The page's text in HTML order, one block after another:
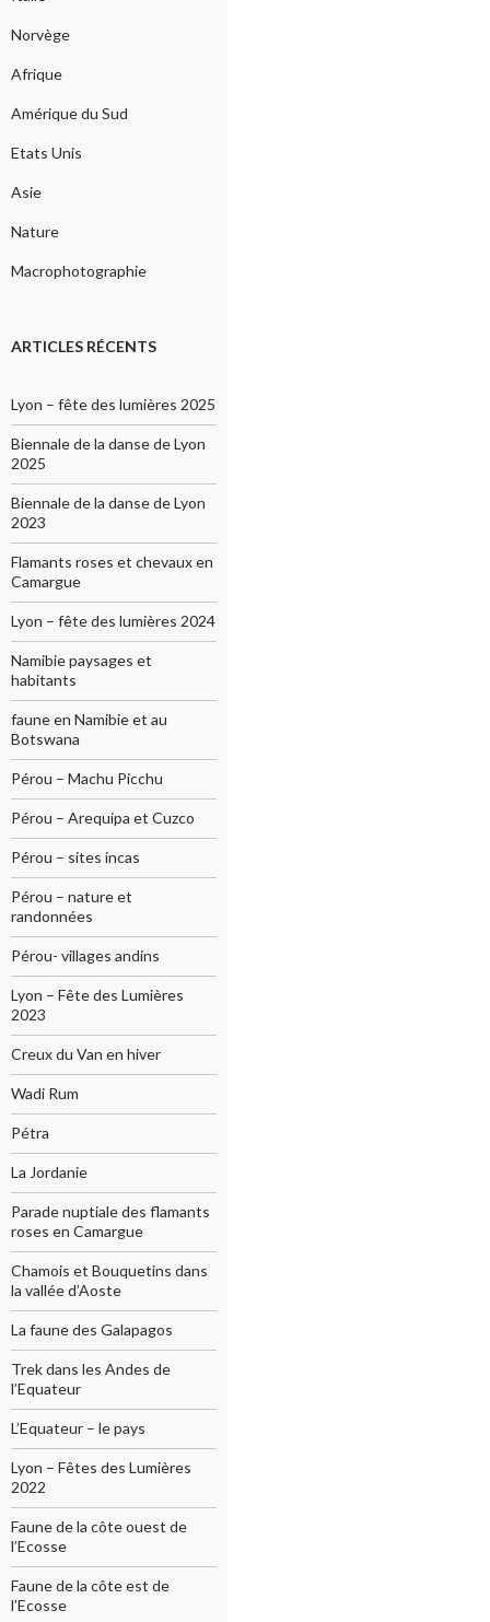
Norvège
Afrique
Amérique du Sud
Etats Unis
Asie
Nature
Macrophotographie
ARTICLES RÉCENTS
Lyon – fête des lumières 2025
Biennale de la danse de Lyon
2025
Biennale de la danse de Lyon
2023
Flamants roses et chevaux en
Camargue
Lyon – fête des lumières 2024
Namibie paysages et
habitants
faune en Namibie et au
Botswana
Pérou – Machu Picchu
Pérou – Arequipa et Cuzco
Pérou – sites incas
Pérou – nature et
randonnées
Pérou- villages andins
Lyon – Fête des Lumières
2023
Creux du Van en hiver
Wadi Rum
Pétra
La Jordanie
Parade nuptiale des flamants
roses en Camargue
Chamois et Bouquetins dans
la vallée d’Aoste
La faune des Galapagos
Trek dans les Andes de
l’Equateur
L’Equateur – le pays
Lyon – Fêtes des Lumières
2022
Faune de la côte ouest de
l’Ecosse
Faune de la côte est de
l’Ecosse